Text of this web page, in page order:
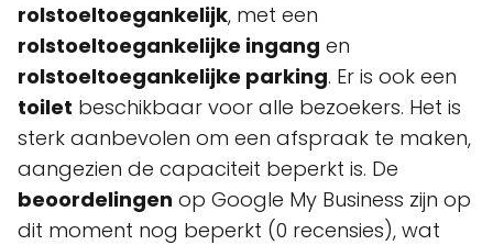
rolstoeltoegankelijk, met een
rolstoeltoegankelijke ingang en
rolstoeltoegankelijke parking. Er is ook een
toilet beschikbaar voor alle bezoekers. Het is
sterk aanbevolen om een afspraak te maken,
aangezien de capaciteit beperkt is. De
beoordelingen op Google My Business zijn op
dit moment nog beperkt (0 recensies), wat